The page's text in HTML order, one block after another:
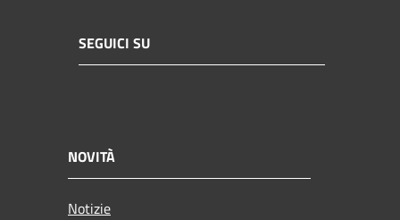
SEGUICI SU
NOVITÀ
Notizie